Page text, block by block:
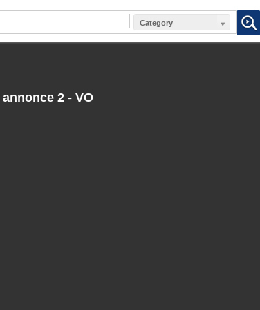
Category
2 - VO